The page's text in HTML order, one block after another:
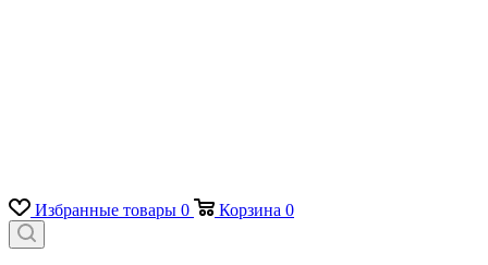
Избранные товары 0 Корзина 0